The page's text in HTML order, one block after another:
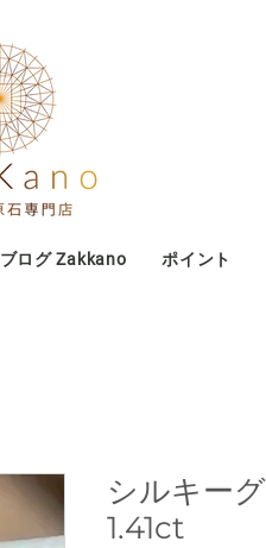
ブログ Zakkano ポイント
シルキー
1.41ct